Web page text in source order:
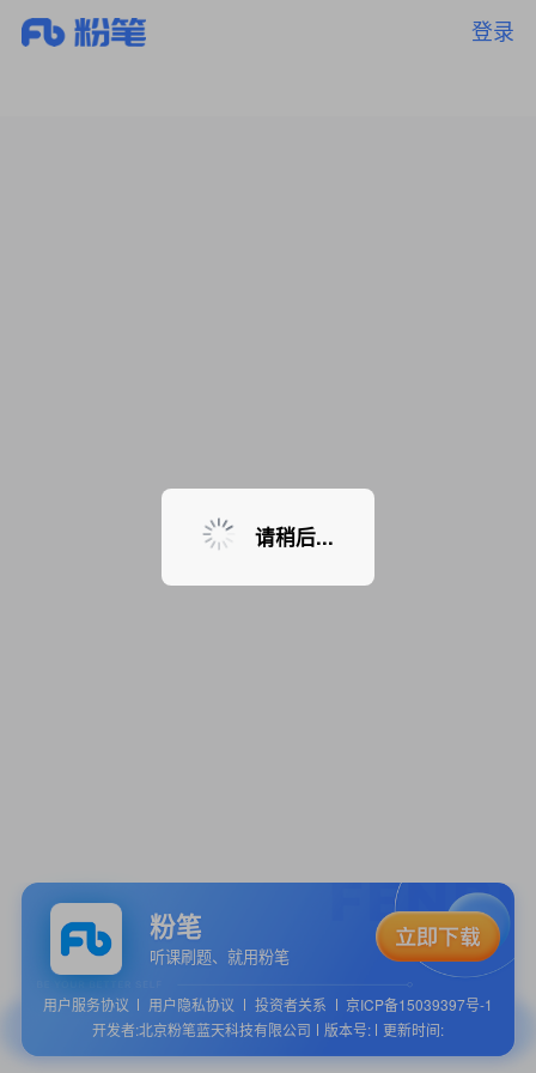
登录
暂无课程，敬请期待
粉笔
听课刷题、就用粉笔
用户服务协议 用户隐私协议 投资者关系
京ICP备15039397号-1
开发者:北京粉笔蓝天科技有限公司
版本号: 更新时间:
请稍后...